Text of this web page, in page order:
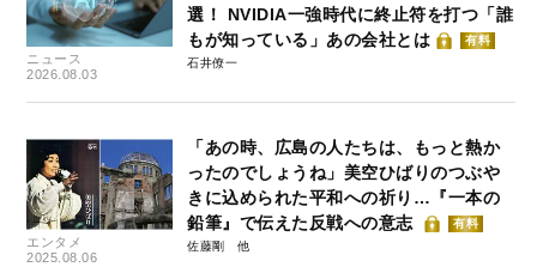
ニュース
2026.08.03
選！ NVIDIA一強時代に終止符を打つ「誰
もが知っている」あの会社とは
有料
石井僚一
エンタメ
2025.08.06
「あの時、広島の人たちは、もっと熱か
ったのでしょうね」美空ひばりのつぶや
きに込められた平和への祈り…『一本の
鉛筆』で伝えた反戦への意志
有料
佐藤剛